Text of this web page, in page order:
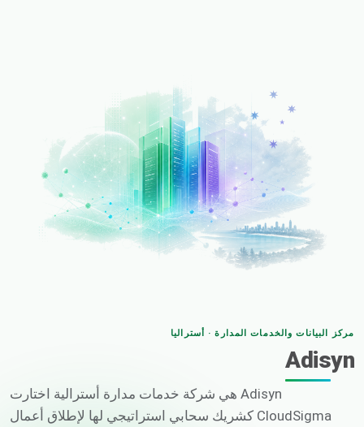
مركز البيانات والخدمات المدارة · أستراليا
Adisyn
Adisyn هي شركة خدمات مدارة أسترالية اختارت
CloudSigma كشريك سحابي استراتيجي لها لإطلاق أعمال